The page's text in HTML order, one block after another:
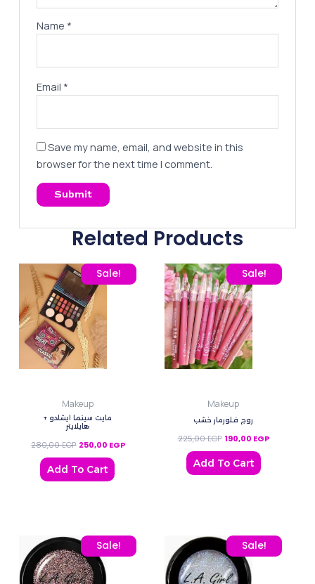
Name *
Email *
Save my name, email, and website in this
browser for the next time I comment.
Related Products
Sale!
Makeup
مايت سينما ايشادو +
هايلايتر
280,00EGP
Original price was: 280,00 EGP.
250,00 EGP
Current price is: 250,00 EGP.
Add To Cart
Sale!
Makeup
روج فلورمار خشب
225,00EGP
Original price was:
190,00 EGP
Current
Add To Cart
Sale!
Original price was: 300,00 EGP.
Current price is: 275,00 EGP. Sale!
Original price was:
Current